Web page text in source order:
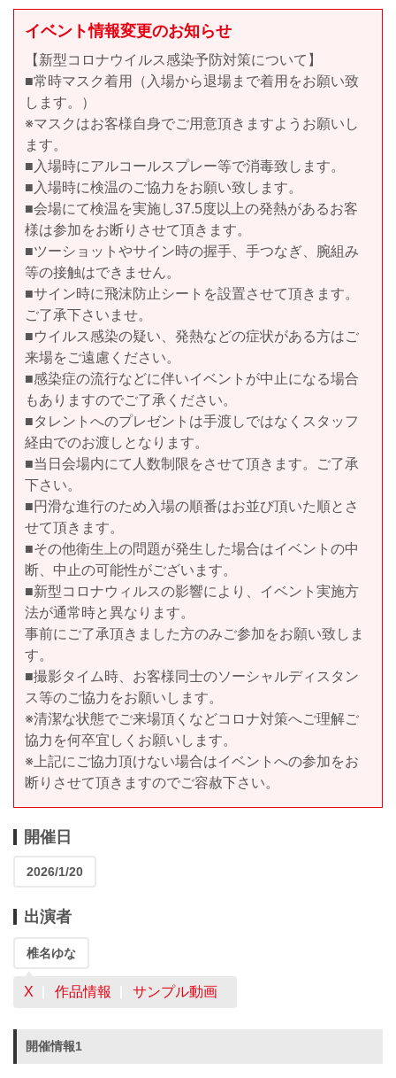
イベント情報変更のお知らせ
【新型コロナウイルス感染予防対策について】
■常時マスク着用（入場から退場まで着用をお願い致
します。）
※マスクはお客様自身でご用意頂きますようお願いし
ます。
■入場時にアルコールスプレー等で消毒致します。
■入場時に検温のご協力をお願い致します。
■会場にて検温を実施し37.5度以上の発熱があるお客
様は参加をお断りさせて頂きます。
■ツーショットやサイン時の握手、手つなぎ、腕組み
等の接触はできません。
■サイン時に飛沫防止シートを設置させて頂きます。
ご了承下さいませ。
■ウイルス感染の疑い、発熱などの症状がある方はご
来場をご遠慮ください。
■感染症の流行などに伴いイベントが中止になる場合
もありますのでご了承ください。
■タレントへのプレゼントは手渡しではなくスタッフ
経由でのお渡しとなります。
■当日会場内にて人数制限をさせて頂きます。ご了承
下さい。
■円滑な進行のため入場の順番はお並び頂いた順とさ
せて頂きます。
■その他衛生上の問題が発生した場合はイベントの中
断、中止の可能性がございます。
■新型コロナウィルスの影響により、イベント実施方
法が通常時と異なります。
事前にご了承頂きました方のみご参加をお願い致しま
す。
■撮影タイム時、お客様同士のソーシャルディスタン
ス等のご協力をお願いします。
※清潔な状態でご来場頂くなどコロナ対策へご理解ご
協力を何卒宜しくお願いします。
※上記にご協力頂けない場合はイベントへの参加をお
断りさせて頂きますのでご容赦下さい。
開催日
2026/1/20
出演者
椎名ゆな
X 作品情報 サンプル動画
開催情報1